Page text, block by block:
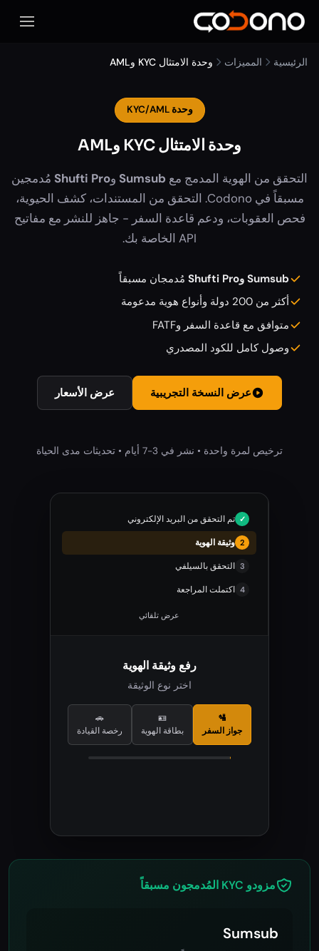
فتح
الرئيسية المميزات وحدة الامتثال KYC وAML
وحدة KYC/AML
وحدة الامتثال KYC وAML
التحقق من الهوية المدمج مع Sumsub وShufti Pro مُدمجين
مسبقاً في Codono. التحقق من المستندات، كشف الحيوية،
فحص العقوبات، ودعم قاعدة السفر - جاهز للنشر مع مفاتيح
API الخاصة بك.
Sumsub وShufti Pro
مُدمجان مسبقاً
أكثر من 200 دولة وأنواع هوية مدعومة
متوافق مع قاعدة السفر وFATF
وصول كامل للكود المصدري
عرض النسخة التجريبية عرض الأسعار
ترخيص لمرة واحدة • نشر في 3-7 أيام • تحديثات مدى الحياة
تم التحقق من البريد الإلكتروني
وثيقة الهوية
3 التحقق بالسيلفي
4 اكتملت المراجعة
عرض تلقائي